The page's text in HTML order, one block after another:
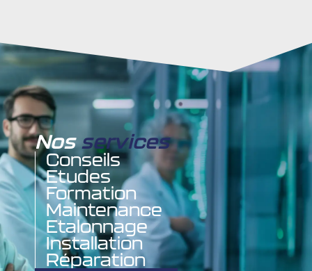
Nosservices
Conseils
Etudes
Formation
Maintenance
Etalonnage
Installation
Réparation